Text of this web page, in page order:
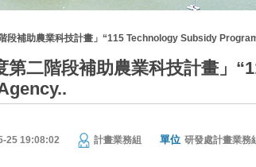
段補助農業科技計畫」“115 Technology Subsidy
第二階段補助農業科技計畫」
25 19:08:02 計畫業務組 單位 研發處計畫業務